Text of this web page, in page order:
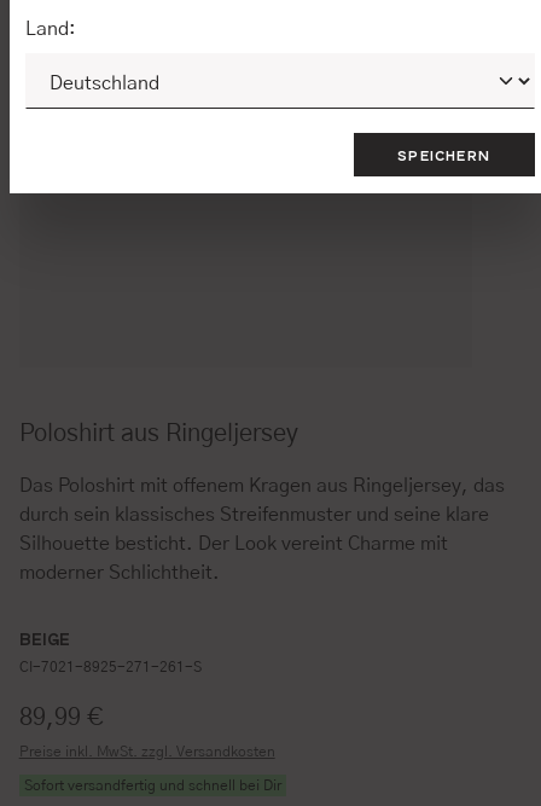
Poloshirt aus Ringeljersey
Das Poloshirt mit offenem Kragen aus Ringeljersey, das
durch sein klassisches Streifenmuster und seine klare
Silhouette besticht. Der Look vereint Charme mit
moderner Schlichtheit.
BEIGE
CI-7021-8925-271-261-S
Regulärer Preis:
89,99 €
Preise inkl. MwSt. zzgl. Versandkosten
Sofort versandfertig und schnell bei Dir
Land:
SPEICHERN